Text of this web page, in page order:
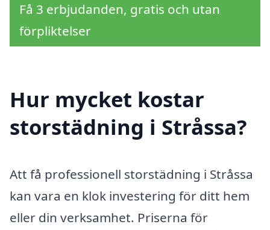
Få 3 erbjudanden, gratis och utan
förpliktelser
Hur mycket kostar
storstädning i Stråssa?
Att få professionell storstädning i Stråssa
kan vara en klok investering för ditt hem
eller din verksamhet. Priserna för